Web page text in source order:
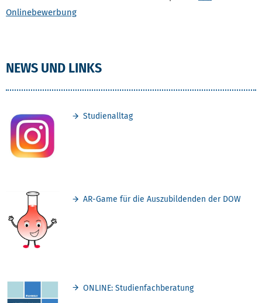
Onlinebewerbung
NEWS UND LINKS
Studienalltag
AR-Game für die Auszubildenden der DOW
ONLINE: Studienfachberatung